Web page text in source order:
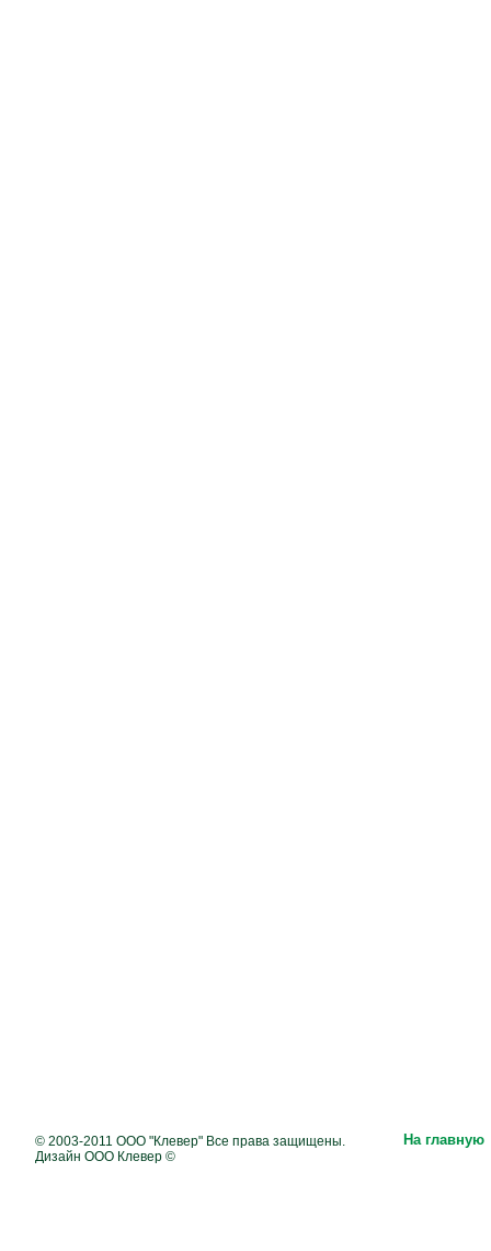
© 2003-2011 ООО "Клевер" Все права защищены.
Дизайн ООО Клевер ©
На главную